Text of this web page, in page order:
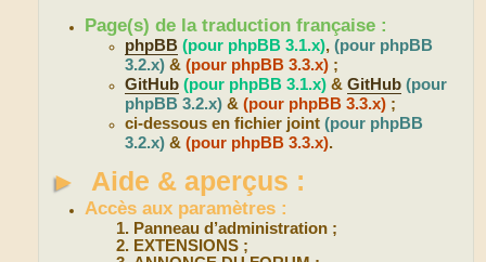
Page(s) de la traduction française :
phpBB (pour phpBB 3.1.x),(pour phpBB
3.2.x) &(pour phpBB 3.3.x) ;
GitHub (pour phpBB 3.1.x) &GitHub (pour
phpBB 3.2.x) &(pour phpBB 3.3.x) ;
ci-dessous en fichier joint(pour phpBB
3.2.x) &(pour phpBB 3.3.x).
► Aide & aperçus :
Accès aux paramètres :
Panneau d’administration ;
EXTENSIONS ;